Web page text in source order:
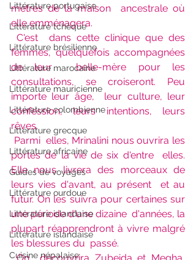
Littérature portugaise
Littérature tchèque
Littérature brésilienne
Littérature marocaine
Littérature mauricienne
Littérature colombienne
Littérature grecque
Littérature africaine
Guides de voyages
Littérature ourdoue
Littérature islandaise
Littérature islandaise
Cuisine népalaise
mètres de la maison  ancestrale où
elle emménagera.
C'est  dans cette clinique que des
femmes, quelquefois accompagnées
de leur  belle-mère pour les
consultations, se croiseront. Peu
importe leur âge,  leur culture, leur
confession, leurs intentions, leurs
rêves.
Parmi  elles, Mrinalini nous ouvrira les
portes de la vie de six d'entre  elles.
Elle nous livrera des morceaux de
leurs vies d'avant, au présent  et au
futur. On les suivra pour certaines sur
une période d'une dizaine  d'années, la
plupart réapprendront à vivre malgré
les blessures du  passé.